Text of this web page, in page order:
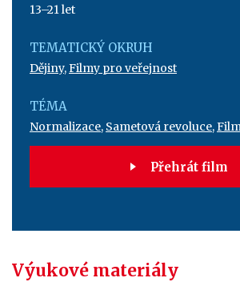
13–21 let
TEMATICKÝ OKRUH
Dějiny,Filmy pro veřejnost
TÉMA
Normalizace, Sametová revoluce,
Přehrát film
Výukové materiály